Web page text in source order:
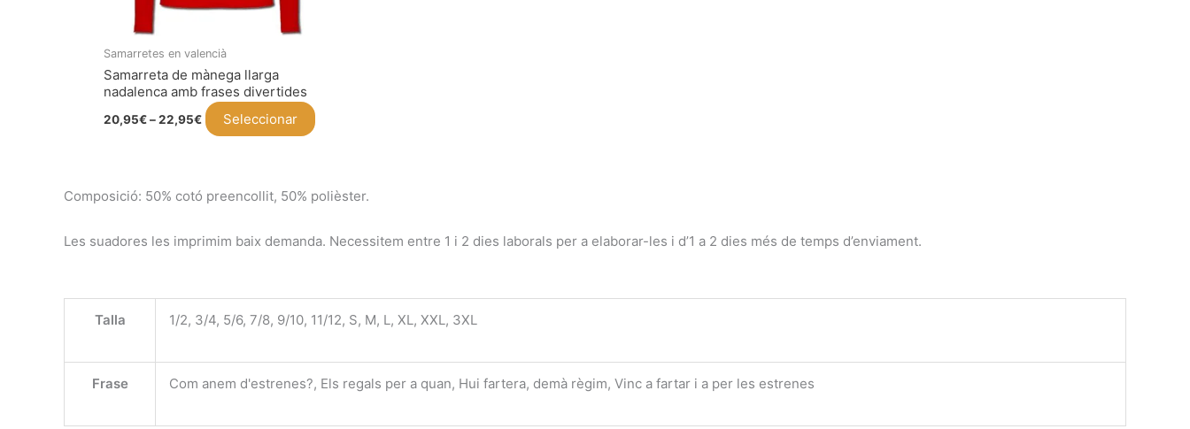
Samarretes en valencià
Samarreta de mànega llarga
nadalenca amb frases divertides
20,95€–22,95€Interval
de
Seleccionar
Aquest
diverses
Les
la
Composició: 50% cotó preencollit, 50% polièster.
Les suadores les imprimim baix demanda. Necessitem entre 1 i 2 dies laborals per a elaborar-les i d’1 a 2 dies més de temps d’enviament.
Talla 1/2, 3/4, 5/6, 7/8, 9/10, 11/12, S, M, L, XL, XXL, 3XL
Frase Com anem d'estrenes?, Els regals per a quan, Hui fartera, demà règim, Vinc a fartar i a per les estrenes